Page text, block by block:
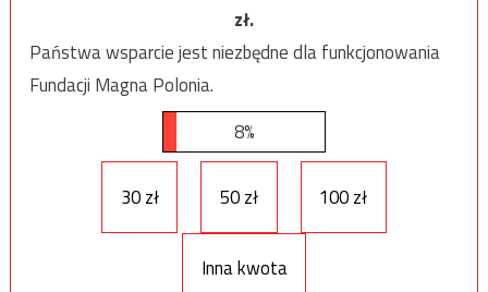
zł.
Państwa wsparcie jest niezbędne dla funkcjonowania
Fundacji Magna Polonia.
8%
30 zł 50 zł 100 zł
Inna kwota